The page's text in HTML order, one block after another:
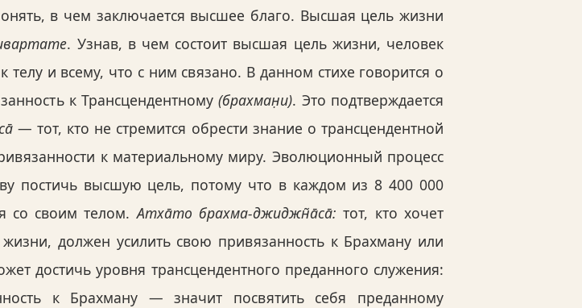
в чем заключается высшее благо. Высшая цель жизни
. Узнав, в чем состоит высшая цель жизни, человек
и всему, что с ним связано. В данном стихе говорится о
к Трансцендентному(брахман̣и). Это подтверждается
— тот, кто не стремится обрести знание о трансцендентной
к материальному миру. Эволюционный процесс
постичь высшую цель, потому что в каждом из 8 400 000
со своим телом.Атха̄то брахма-джиджн̃а̄са̄: тот, кто хочет
должен усилить свою привязанность к Брахману или
достичь уровня трансцендентного преданного служения:
к Брахману — значит посвятить себя преданному